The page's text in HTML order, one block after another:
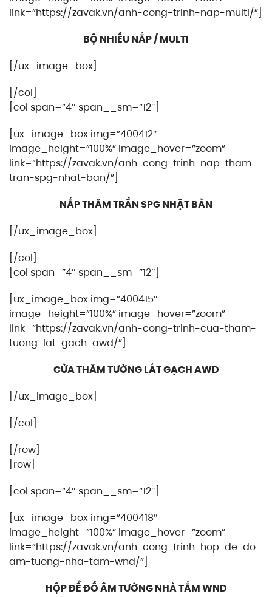
link=”https://zavak.vn/anh-cong-trinh-nap-multi/”]
BỘ NHIỀU NẮP / MULTI
[/ux_image_box]
[/col]
[col span=”4″ span__sm=”12″]
[ux_image_box img=”400412″
image_height=”100%” image_hover=”zoom”
link=”https://zavak.vn/anh-cong-trinh-nap-tham-
tran-spg-nhat-ban/”]
NẮP THĂM TRẦN SPG NHẬT BẢN
[/ux_image_box]
[/col]
[col span=”4″ span__sm=”12″]
[ux_image_box img=”400415″
image_height=”100%” image_hover=”zoom”
link=”https://zavak.vn/anh-cong-trinh-cua-tham-
tuong-lat-gach-awd/”]
CỬA THĂM TƯỜNG LÁT GẠCH AWD
[/ux_image_box]
[/col]
[/row]
[row]
[col span=”4″ span__sm=”12″]
[ux_image_box img=”400418″
image_height=”100%” image_hover=”zoom”
link=”https://zavak.vn/anh-cong-trinh-hop-de-do-
am-tuong-nha-tam-wnd/”]
HỘP ĐỂ ĐỒ ÂM TƯỜNG NHÀ TẮM WND